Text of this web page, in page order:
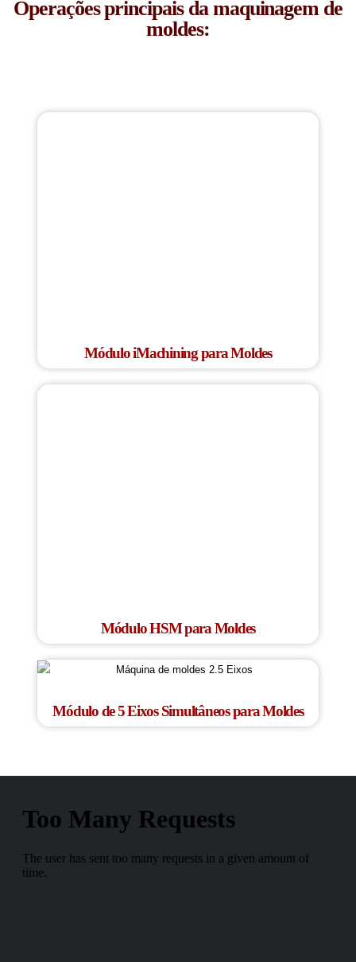
Operações principais da maquinagem de
moldes:
Módulo iMachining para Moldes
Módulo HSM para Moldes
Módulo de 5 Eixos Simultâneos para Moldes